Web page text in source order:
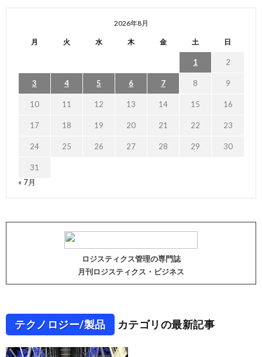
2026年8月
月 火 水 木 金 土 日
1 2
3 4 5 6 7 8 9
10 11 12 13 14 15 16
17 18 19 20 21 22 23
24 25 26 27 28 29 30
31
« 7月
ロジスティクス管理の専門誌
月刊ロジスティクス・ビジネス
テクノロジー/製品 カテゴリの最新記事